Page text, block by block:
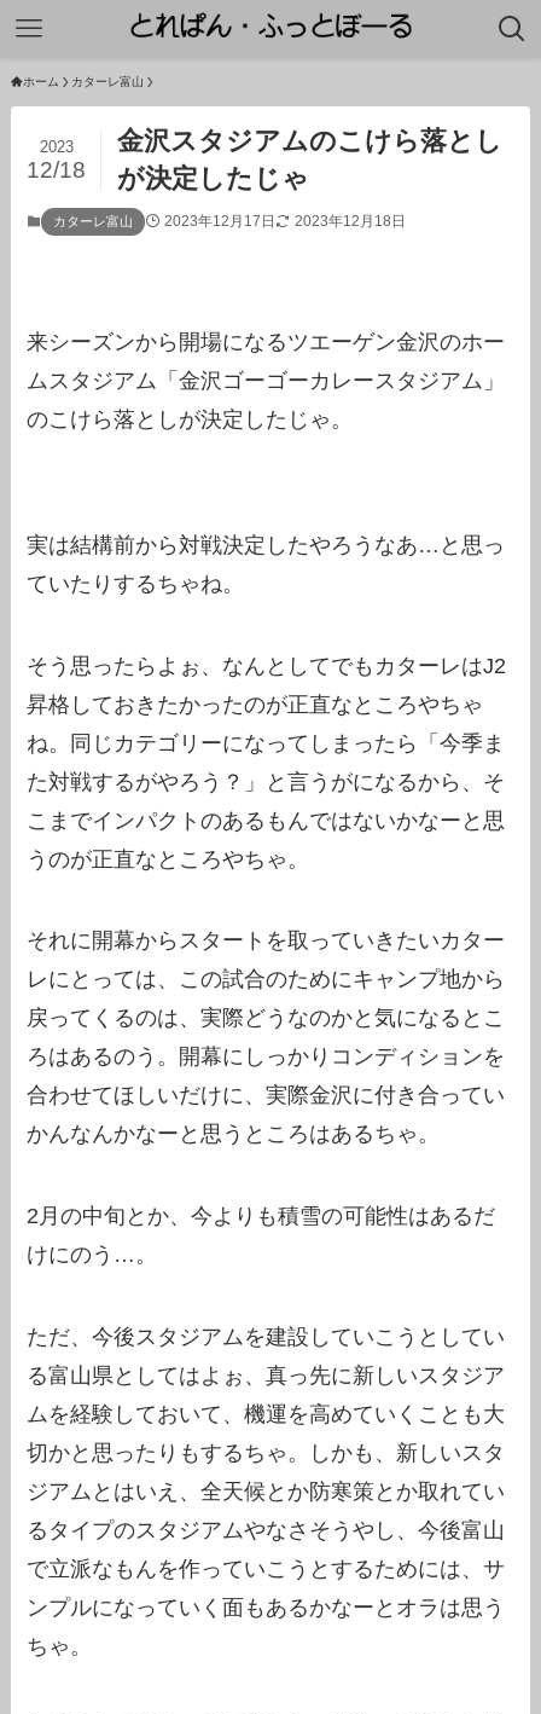
ホーム カターレ富山
金沢スタジアムのこけら落とし
が決定したじゃ
2023
12/18
カターレ富山 2023年12月17日 2023年12月18日
来シーズンから開場になるツエーゲン金沢のホー
ムスタジアム「金沢ゴーゴーカレースタジアム」
のこけら落としが決定したじゃ。
実は結構前から対戦決定したやろうなあ…と思っ
ていたりするちゃね。
そう思ったらよぉ、なんとしてでもカターレはJ2
昇格しておきたかったのが正直なところやちゃ
ね。同じカテゴリーになってしまったら「今季ま
た対戦するがやろう？」と言うがになるから、そ
こまでインパクトのあるもんではないかなーと思
うのが正直なところやちゃ。
それに開幕からスタートを取っていきたいカター
レにとっては、この試合のためにキャンプ地から
戻ってくるのは、実際どうなのかと気になるとこ
ろはあるのう。開幕にしっかりコンディションを
合わせてほしいだけに、実際金沢に付き合ってい
かんなんかなーと思うところはあるちゃ。
2月の中旬とか、今よりも積雪の可能性はあるだ
けにのう…。
ただ、今後スタジアムを建設していこうとしてい
る富山県としてはよぉ、真っ先に新しいスタジア
ムを経験しておいて、機運を高めていくことも大
切かと思ったりもするちゃ。しかも、新しいスタ
ジアムとはいえ、全天候とか防寒策とか取れてい
るタイプのスタジアムやなさそうやし、今後富山
で立派なもんを作っていこうとするためには、サ
ンプルになっていく面もあるかなーとオラは思う
ちゃ。